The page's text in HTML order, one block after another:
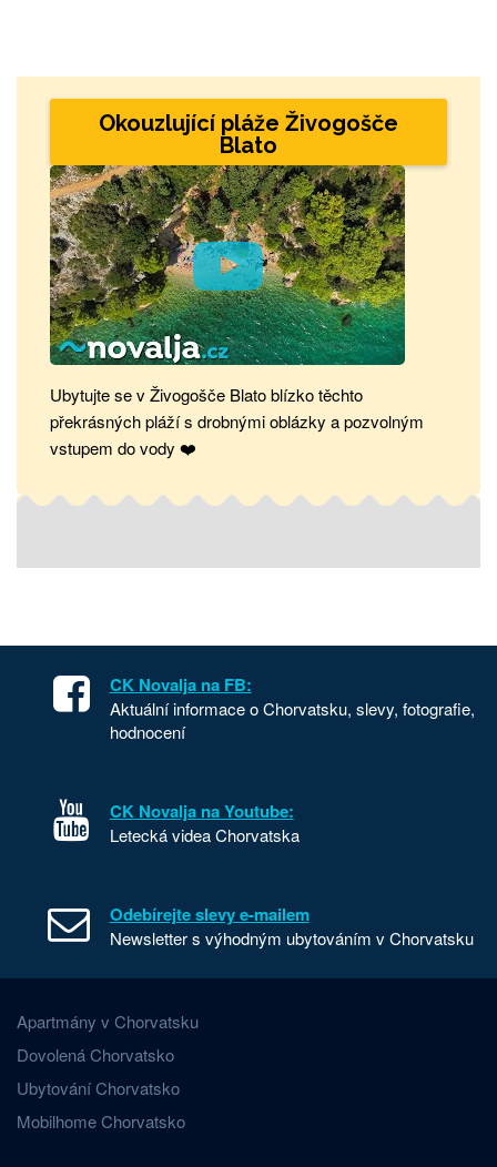
Okouzlující pláže Živogošče
Blato
Ubytujte se v Živogošče Blato blízko těchto
překrásných pláží s drobnými oblázky a pozvolným
vstupem do vody ❤️
CK Novalja na FB:
Aktuální informace o Chorvatsku, slevy, fotografie,
hodnocení
CK Novalja na Youtube:
Letecká videa Chorvatska
Odebírejte slevy e-mailem
Newsletter s výhodným ubytováním v Chorvatsku
Apartmány v Chorvatsku
Dovolená Chorvatsko
Ubytování Chorvatsko
Mobilhome Chorvatsko